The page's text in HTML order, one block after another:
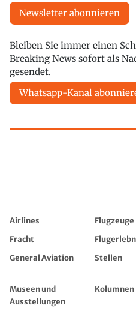
Newsletter abonnieren
Bleiben Sie immer einen
Breaking News sofort als
gesendet.
Whatsapp-Kanal
Airlines Flugzeuge
Fracht
General Aviation
Stellen
Museen und
Ausstellungen
Kolumnen